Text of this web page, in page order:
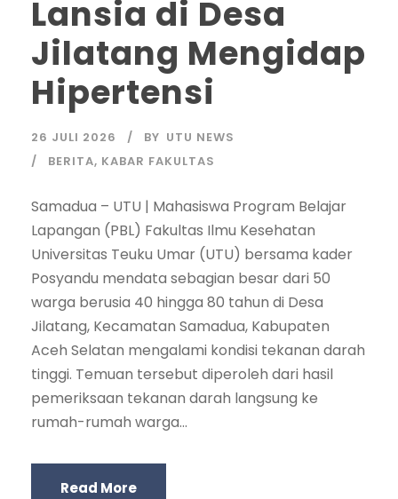
Lansia di Desa
Jilatang Mengidap
Hipertensi
26 JULI 2026 BY UTU NEWS
BERITA, KABAR FAKULTAS
Samadua – UTU | Mahasiswa Program Belajar
Lapangan (PBL) Fakultas Ilmu Kesehatan
Universitas Teuku Umar (UTU) bersama kader
Posyandu mendata sebagian besar dari 50
warga berusia 40 hingga 80 tahun di Desa
Jilatang, Kecamatan Samadua, Kabupaten
Aceh Selatan mengalami kondisi tekanan darah
tinggi. Temuan tersebut diperoleh dari hasil
pemeriksaan tekanan darah langsung ke
rumah-rumah warga...
Read More